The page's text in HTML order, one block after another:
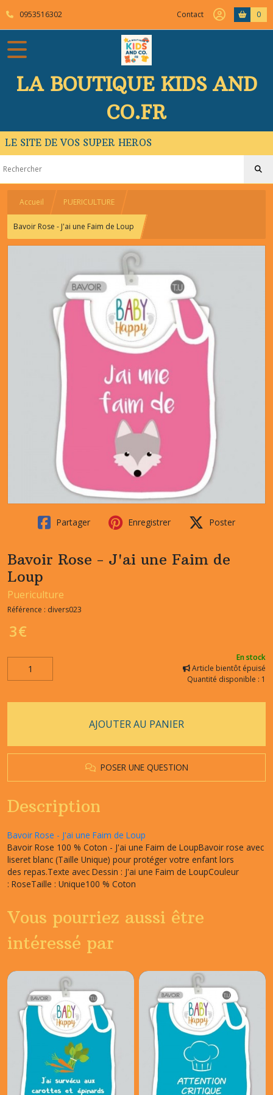
0953516302 Contact 0
LA BOUTIQUE KIDS AND
CO.FR
LE SITE DE VOS SUPER HEROS
Accueil PUERICULTURE
Bavoir Rose - J'ai une Faim de Loup
Partager Enregistrer Poster
Bavoir Rose - J'ai une Faim de
Loup
Puericulture
Référence : divers023
3€
En stock
Article bientôt épuisé
Quantité disponible : 1
AJOUTER AU PANIER
POSER UNE QUESTION
Description
Bavoir Rose - J'ai une Faim de Loup
Bavoir Rose 100 % Coton - J'ai une Faim de LoupBavoir rose avec
liseret blanc (Taille Unique) pour protéger votre enfant lors
des repas.Texte avec Dessin : J'ai une Faim de LoupCouleur
: RoseTaille : Unique100 % Coton
Vous pourriez aussi être
intéressé par